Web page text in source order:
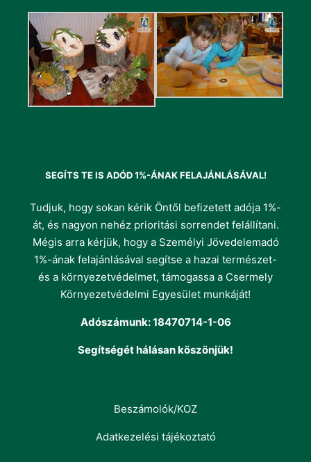
SEGÍTS TE IS ADÓD 1%-ÁNAK FELAJÁNLÁSÁVAL!
Tudjuk, hogy sokan kérik Öntől befizetett adója 1%-
át, és nagyon nehéz prioritási sorrendet felállítani.
Mégis arra kérjük, hogy a Személyi Jövedelemadó
1%-ának felajánlásával segítse a hazai természet-
és a környezetvédelmet, támogassa a Csermely
Környezetvédelmi Egyesület munkáját!
Adószámunk: 18470714-1-06
Segítségét hálásan köszönjük!
Beszámolók/KOZ
Adatkezelési tájékoztató